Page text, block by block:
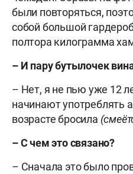
были повторяться,
собой большой
полтора килограмма
– И пару бутылочек
– Нет, я не пью уже 12
начинают употреблять
возрасте бросила
– С чем это связано?
– Сначала это было